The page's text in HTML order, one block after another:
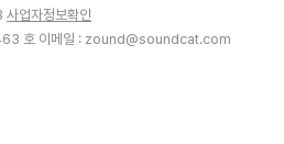
사업자정보확인
호 이메일 : zound@soundcat.com